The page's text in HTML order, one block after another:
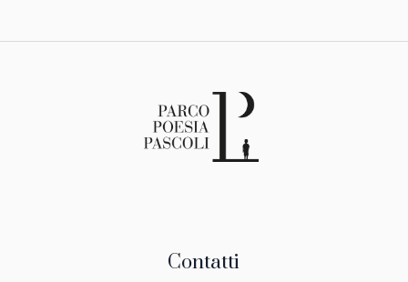
Contatti